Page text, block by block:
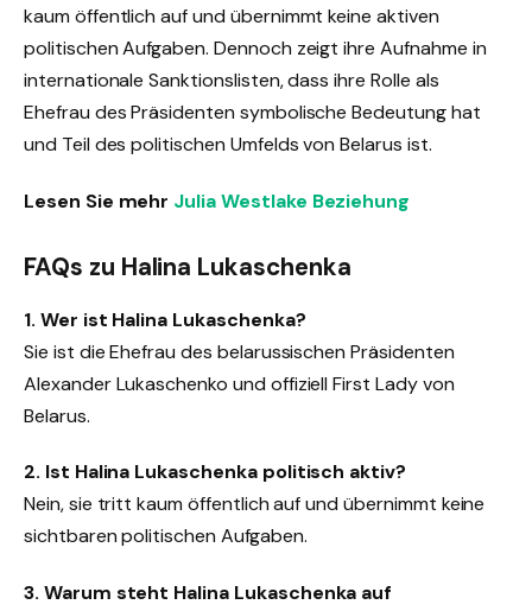
kaum öffentlich auf und übernimmt keine aktiven
politischen Aufgaben. Dennoch zeigt ihre Aufnahme in
internationale Sanktionslisten, dass ihre Rolle als
Ehefrau des Präsidenten symbolische Bedeutung hat
und Teil des politischen Umfelds von Belarus ist.
Lesen Sie mehr Julia Westlake Beziehung
FAQs zu Halina Lukaschenka
1. Wer ist Halina Lukaschenka?
Sie ist die Ehefrau des belarussischen Präsidenten
Alexander Lukaschenko und offiziell First Lady von
Belarus.
2. Ist Halina Lukaschenka politisch aktiv?
Nein, sie tritt kaum öffentlich auf und übernimmt keine
sichtbaren politischen Aufgaben.
3. Warum steht Halina Lukaschenka auf